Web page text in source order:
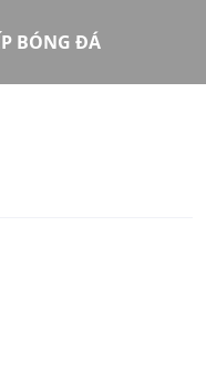
BÓNG ĐÁ